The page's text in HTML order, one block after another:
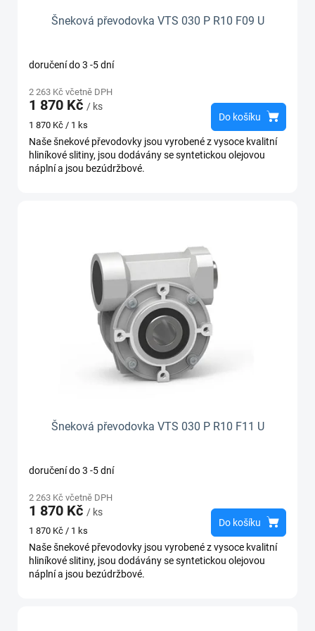
Šneková převodovka VTS 030 P R10 F09 U
doručení do 3 -5 dní
2 263 Kč včetně DPH
1 870 Kč / ks
Měrná
cena:
1 870 Kč / 1 ks
Do košíku
Naše šnekové převodovky jsou vyrobené z vysoce kvalitní
hliníkové slitiny, jsou dodávány se syntetickou olejovou
náplní a jsou bezúdržbové.
Šneková převodovka VTS 030 P R10 F11 U
doručení do 3 -5 dní
2 263 Kč včetně DPH
1 870 Kč / ks
Měrná
cena:
1 870 Kč / 1 ks
Do košíku
Naše šnekové převodovky jsou vyrobené z vysoce kvalitní
hliníkové slitiny, jsou dodávány se syntetickou olejovou
náplní a jsou bezúdržbové.